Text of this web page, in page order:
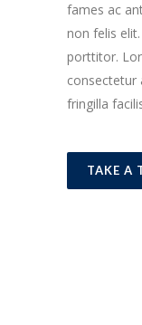
fames ac
non felis
porttitor.
consectetur
fringilla
TAKE A